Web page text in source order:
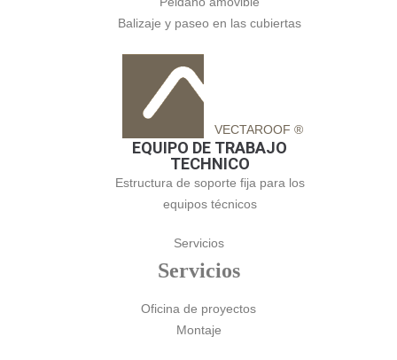
Balizaje y paseo en las cubiertas
VECTAROOF ®
EQUIPO DE TRABAJO
TECHNICO
Estructura de soporte fija para los
equipos técnicos
Servicios
Servicios
Oficina de proyectos
Montaje